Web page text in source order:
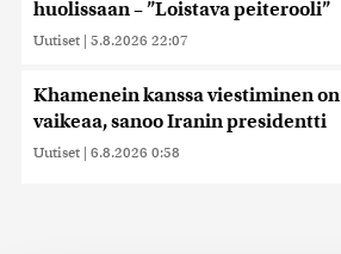
huolissaan – ”Loistava peiterooli”
Uutiset | 5.8.2026 22:07
Khamenein kanssa viestiminen on
vaikeaa, sanoo Iranin presidentti
Uutiset | 6.8.2026 0:58